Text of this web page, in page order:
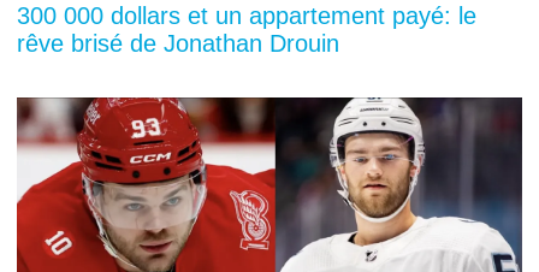
300 000 dollars et un appartement payé: le
rêve brisé de Jonathan Drouin